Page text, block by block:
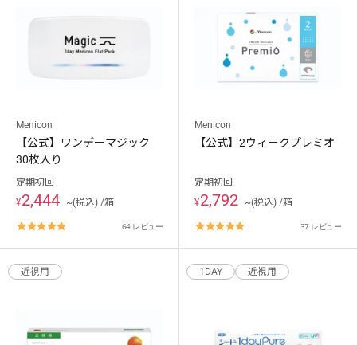
Menicon
【公式】ワンデーマジック
30枚入り
定期初回
¥2,444 ~(税込) /箱
4.8
rating
64 レビュー
Menicon
【公式】2ウィークプレミオ
定期初回
¥2,792 ~(税込) /箱
4.8
rating
37 レビュー
近視用 1DAY 近視用